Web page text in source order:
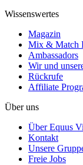
Wissenswertes
Magazin
Mix & Match
Ambassadors
Wir und
Rückrufe
Affiliate
Über uns
Über Equus
Kontakt
Unsere
Freie Jobs